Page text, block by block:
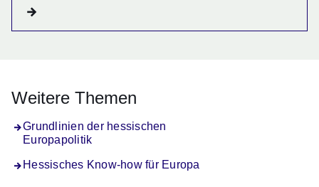
Weitere Themen
Grundlinien der hessischen
Europapolitik
Hessisches Know-how für Europa